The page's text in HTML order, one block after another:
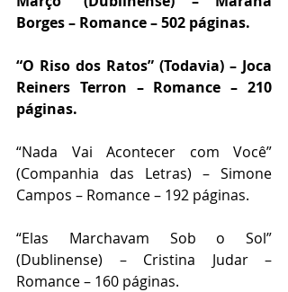
Borges – Romance – 502 páginas.
“O Riso dos Ratos” (Todavia) – Joca
Reiners Terron – Romance – 210
páginas.
“Nada Vai Acontecer com Você”
(Companhia das Letras) – Simone
Campos – Romance – 192 páginas.
“Elas Marchavam Sob o Sol”
(Dublinense) – Cristina Judar –
Romance – 160 páginas.